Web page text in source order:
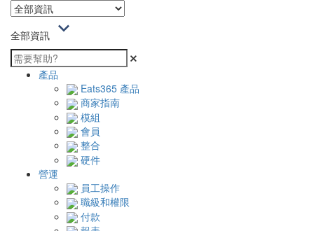
全部資訊
產品
Eats365 產品
商家指南
模組
會員
整合
硬件
營運
員工操作
職級和權限
付款